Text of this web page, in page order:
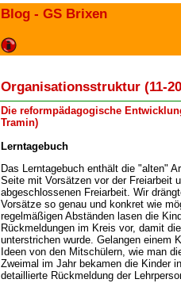
Blog - GS Brixen
Organisationsstruktur (11-
Die reformpädagogische
Tramin)
Lerntagebuch
Das Lerntagebuch enthält die "alten"
Seite mit Vorsätzen vor der Freiarbeit
abgeschlossenen Freiarbeit. Wir
Vorsätze so genau und konkret wie
regelmäßigen Abständen lasen die
Rückmeldungen im Kreis vor, damit
unterstrichen wurde. Gelangen einem
Ideen von den Mitschülern, wie man
Zweimal im Jahr bekamen die Kinder
detaillierte Rückmeldung der